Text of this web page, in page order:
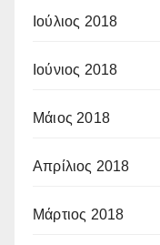
Ιούλιος 2018
Ιούνιος 2018
Μάιος 2018
Απρίλιος 2018
Μάρτιος 2018